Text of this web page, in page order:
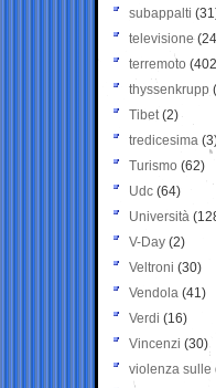
subappalti
televisione
terremoto
thyssenkrupp
Tibet(2)
tredicesima
Turismo (62)
Udc (64)
Università
V-Day (2)
Veltroni (30)
Vendola (41)
Verdi (16)
Vincenzi (30)
violenza sulle